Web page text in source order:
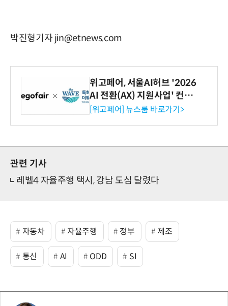
박진형기자 jin@etnews.com
위고페어, 서울AI허브 '2026
AI 전환(AX) 지원사업' 컨소
시엄 선정
[위고페어] 뉴스룸 바로가기>
관련 기사
레벨4 자율주행 택시, 강남 도심 달렸다
자동차 자율주행 정부 제조
통신 AI ODD SI